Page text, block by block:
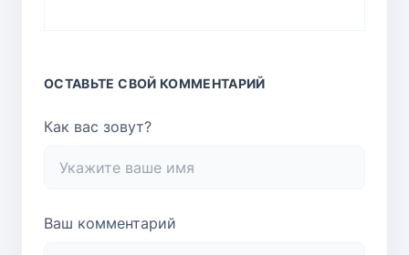
ОСТАВЬТЕ СВОЙ КОММЕНТАРИЙ
Как вас зовут?
Ваш комментарий